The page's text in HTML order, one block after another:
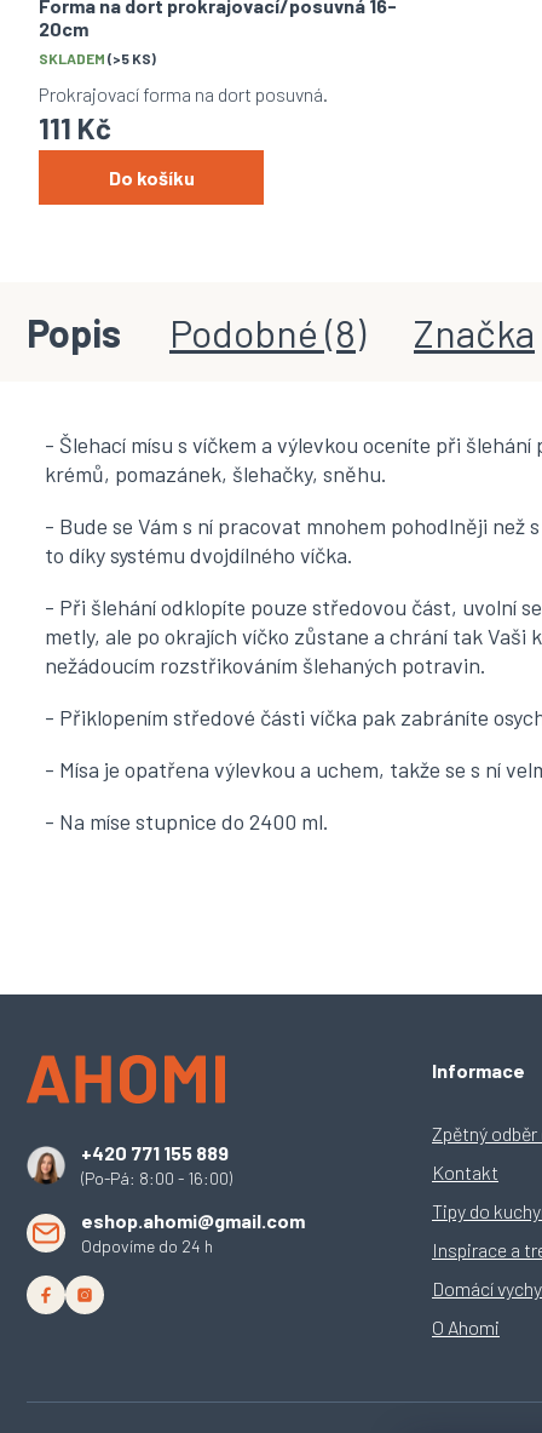
Forma na dort prokrajovací/posuvná 16-
20cm
SKLADEM (>5 KS)
111 Kč
Do košíku
Prokrajovací forma na dort posuvná.
Popis Podobné (8) Značka
- Šlehací mísu s víčkem a výlevkou oceníte při
krémů, pomazánek, šlehačky, sněhu.
- Bude se Vám s ní pracovat mnohem pohodlněji než
to díky systému dvojdílného víčka.
- Při šlehání odklopíte pouze středovou část, uvolní
metly, ale po okrajích víčko zůstane a chrání tak Vaši
nežádoucím rozstřikováním šlehaných potravin.
- Přiklopením středové části víčka pak zabráníte
- Mísa je opatřena výlevkou a uchem, takže se s ní
- Na míse stupnice do 2400 ml.
+420 771 155 889
(Po-Pá: 8:00 - 16:00)
eshop.ahomi@gmail.com
Odpovíme do 24 h
Informace
Zpětný
Kontakt
Tipy do
Inspirace a
Domácí
O Ahomi